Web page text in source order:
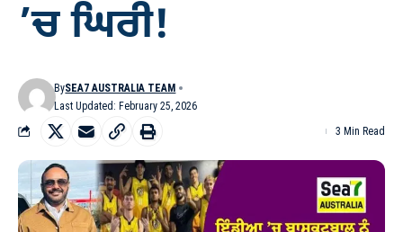
’ਚ ਘਿਰੀ!
Last Updated: February 25, 2026
BySEA7 AUSTRALIA TEAM
3 Min Read